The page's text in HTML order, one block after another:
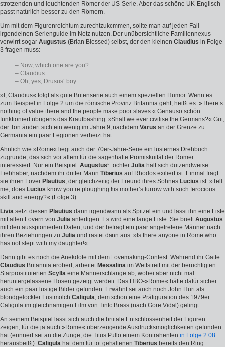
strotzenden und leuchtenden Römer der US-Serie. Aber das schöne UK-Englisch
passt natürlich besser zu den Römern.
Um mit dem Figurenreichtum zurechtzukommen, sollte man auf jeden Fall
irgendeinen Serienguide im Netz nutzen. Der unübersichtliche Familiennexus
verwirrt sogar Augustus (Brian Blessed) selbst, der den kleinen Claudius in Folge
3 fragen muss:
– Now, which one are you?
– Claudius.
– Oh, yes, Drusus‘ boy.
»I, Claudius« folgt als gute Britenserie auch einem speziellen Humor. Wenn es
zum Beispiel in Folge 2 um die römische Provinz Britannia geht, heißt es: »There’s
nothing of value there and the people make poor slaves.« Genauso schön
funktioniert übrigens das Krautbashing: »Shall we ever civilise the Germans?« Gut,
der Ton ändert sich ein wenig im Jahre 9, nachdem Varus an der Grenze zu
Germania ein paar Legionen verheizt hat.
Ähnlich wie »Rome« liegt auch der 70er-Jahre-Serie ein lüsternes Drehbuch
zugrunde, das sich vor allem für die sagenhafte Promiskuität der Römer
interessiert. Nur ein Beispiel: Augustus‘ Tochter Julia hält sich dutzendweise
Liebhaber, nachdem ihr dritter Mann Tiberius auf Rhodos exiliert ist. Einmal fragt
sie ihren Lover Plautius, der gleichzeitig der Freund ihres Sohnes Lucius ist: »Tell
me, does Lucius know you’re ploughing his mother’s furrow with such ferocious
skill and energy?« (Folge 3)
Livia setzt diesen Plautius dann irgendwann als Spitzel ein und lässt ihn eine Liste
mit allen Lovern von Julia anfertigen. Es wird eine lange Liste. Sie brieftAugustus
mit den ausspionierten Daten, und der befragt ein paar angetretene Männer nach
ihren Beziehungen zu Julia und rastet dann aus: »Is there anyone in Rome who
has not slept with my daughter!«
Dann gibt es noch die Anekdote mit dem Lovemaking-Contest: Während ihr Gatte
Claudius Britannia erobert, arbeitet Messalina im Wettstreit mit der berüchtigten
Starprostituierten Scylla eine Männerschlange ab, wobei aber nicht mal
heruntergelassene Hosen gezeigt werden. Das HBO-»Rome« hätte dafür sicher
auch ein paar lustige Bilder gefunden. Erwähnt sei auch noch John Hurt als
blondgelockter Lustmolch Caligula, dem schon eine Präfiguration des 1979er
Caligula im gleichnamigen Film von Tinto Brass (nach Gore Vidal) gelingt.
An seinem Beispiel lässt sich auch die brutale Entschlossenheit der Figuren
zeigen, für die ja auch »Rome« überzeugende Ausdrucksmöglichkeiten gefunden
hat (erinnert sei an die Zunge, die Titus Pullo einem Kontrahenten in Folge 2.08
herausbeißt): Caligula hat dem für tot gehaltenen Tiberius bereits den Ring